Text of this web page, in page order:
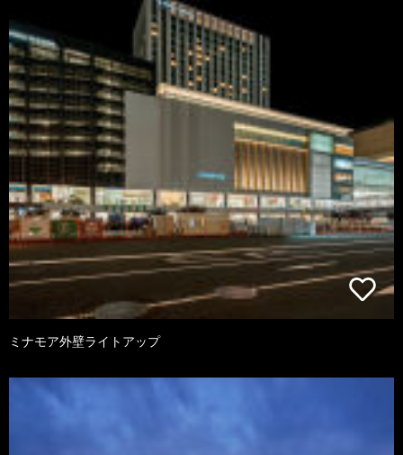
ミナモア外壁ライトアップ